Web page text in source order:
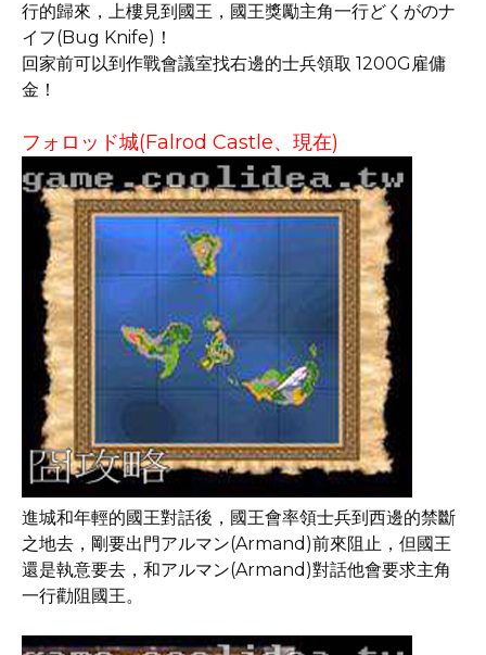
行的歸來，上樓見到國王，國王獎勵主角一行どくがのナ
イフ(Bug Knife)！
回家前可以到作戰會議室找右邊的士兵領取 1200G雇傭
金！
フォロッド城(Falrod Castle、現在)
進城和年輕的國王對話後，國王會率領士兵到西邊的禁斷
之地去，剛要出門アルマン(Armand)前來阻止，但國王
還是執意要去，和アルマン(Armand)對話他會要求主角
一行勸阻國王。